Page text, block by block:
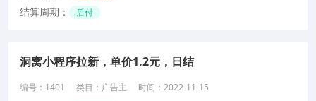
结算周期： 后付
洞窝小程序拉新，单价1.2元，日结
编号： 1401 类目： 广告主 时间： 2022-11-15